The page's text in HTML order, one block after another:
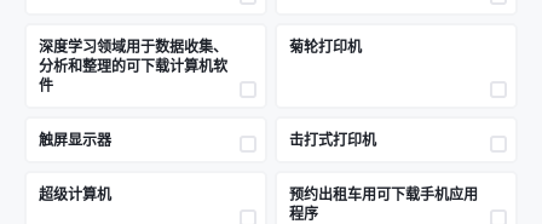
深度学习领域用于数据收集、
分析和整理的可下载计算机软
件
菊轮打印机
触屏显示器 击打式打印机
超级计算机
预约出租车用可下载手机应用
程序